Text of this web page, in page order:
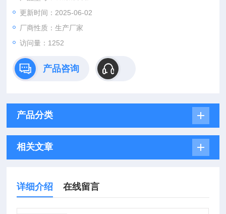
更新时间：2025-06-02
厂商性质：生产厂家
访问量：1252
产品咨询
产品分类
相关文章
详细介绍 在线留言